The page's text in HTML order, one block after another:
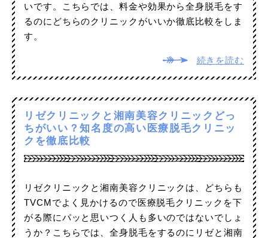
いです。こちらでは、料金や効果から全身脱毛をす
るのにどちらのクリニックがいいか徹底比較をしま
す。
続きを読む
リゼクリニックと湘南美容クリニックどっ
ちがいい？知名度の高い医療脱毛クリニッ
クを徹底比較
リゼクリニックと湘南美容クリニックは、どちらも
TVCMでよく見かけるので医療脱毛クリニックを下
がる際にパッと思いつく人も多いのではないでしょ
うか？こちらでは、全身脱毛をするのにリゼと湘南